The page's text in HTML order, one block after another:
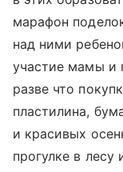
марафон
над ними
участие мамы и
разве что
пластилина,
и красивых
прогулке в